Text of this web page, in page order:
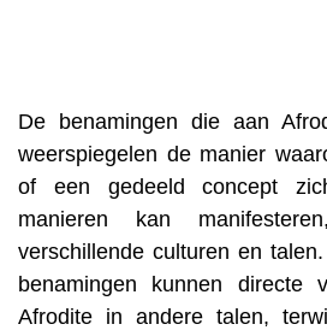
De benamingen die aan
weerspiegelen de manier
of een gedeeld concept
manieren kan
verschillende culturen en
benamingen kunnen directe
Afrodite in andere talen,